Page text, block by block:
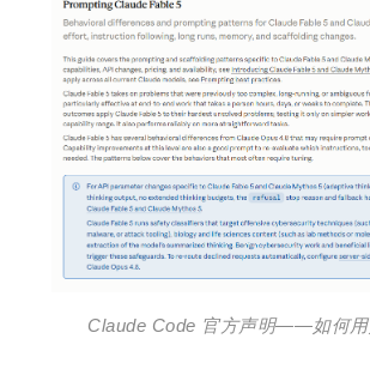
Claude Code 官方声明——如何用